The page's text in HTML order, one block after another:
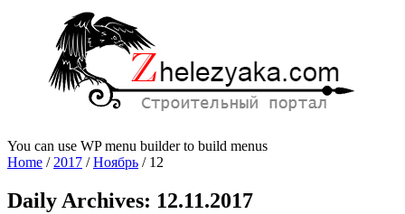
You can use WP menu builder to build menus
Home /2017 /Ноябрь / 12
Daily Archives: 12.11.2017